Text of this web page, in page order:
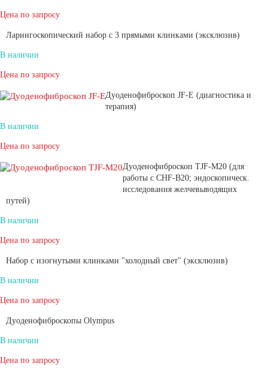
Цена по запросу
Ларингоскопический набор с 3 прямыми клинками (эксклюзив)
В наличии
Цена по запросу
Дуоденофиброскоп JF-E (диагностика и
терапия)
В наличии
Цена по запросу
Дуоденофиброскоп TJF-M20 (для
работы с CHF-B20; эндоскопическ.
исследования желчевыводящих
путей)
В наличии
Цена по запросу
Набор с изогнутыми клинками "холодный свет" (эксклюзив)
В наличии
Цена по запросу
Дуоденофиброскопы Olympus
В наличии
Цена по запросу